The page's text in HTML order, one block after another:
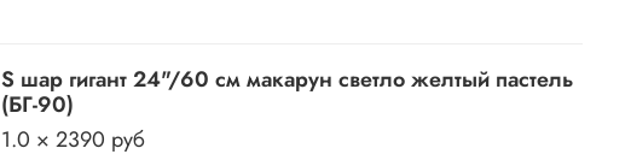
S шар гигант 24"/60 см макарун светло желтый пастель
(БГ-90)
1.0 × 2390 руб